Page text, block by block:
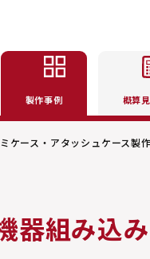
製作事例 概算
ケース・アタッシュケース製
器組み込